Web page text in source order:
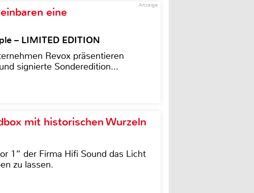
Anzeige
eine
– LIMITED EDITION
Revox präsentieren
signierte Sonderedition...
mit historischen Wurzeln
1“ der Firma Hifi Sound das Licht
zu lassen.